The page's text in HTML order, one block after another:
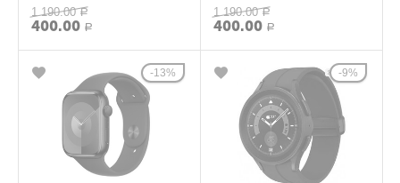
1 190.00 Р
400.00 Р
1 190.00 Р
400.00 Р
13% 9%